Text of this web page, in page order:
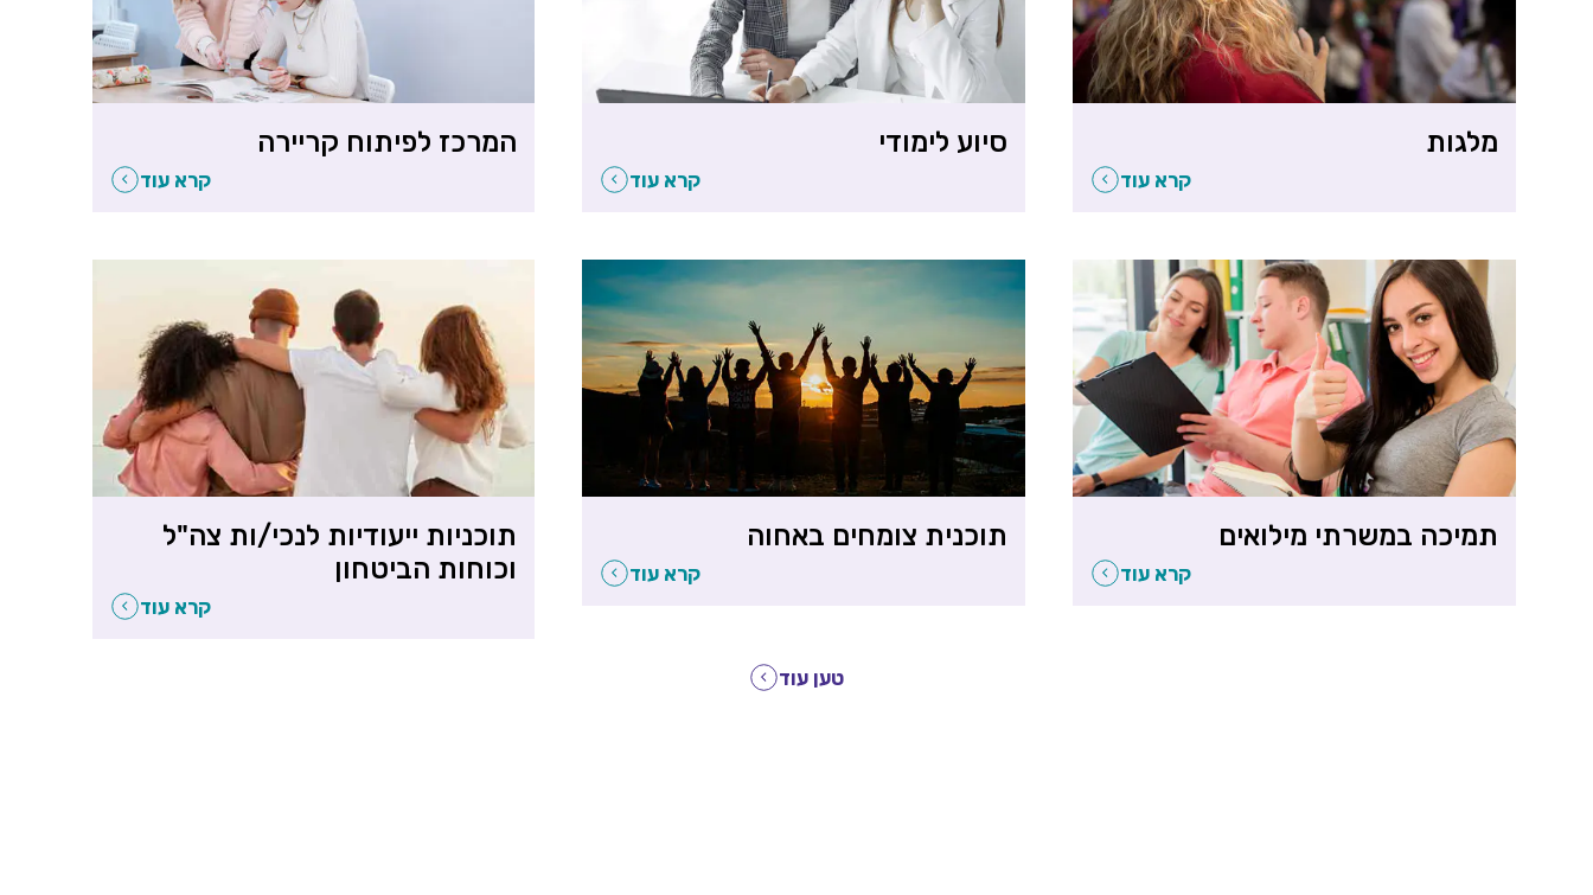
מלגות
קרא עוד
סיוע לימודי
קרא עוד
המרכז לפיתוח קריירה
קרא עוד
תמיכה במשרתי מילואים
קרא עוד
תוכנית צומחים באחוה
קרא עוד
תוכניות ייעודיות לנכי/ות צה"ל
וכוחות הביטחון
קרא עוד
טען עוד